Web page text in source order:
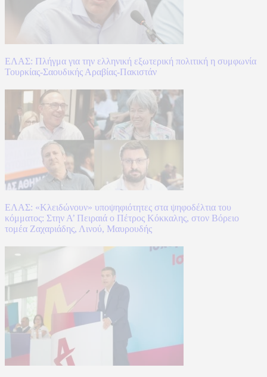
ΕΛΑΣ: Πλήγμα για την ελληνική εξωτερική πολιτική η συμφωνία
Τουρκίας-Σαουδικής Αραβίας-Πακιστάν
ΕΛΑΣ: «Κλειδώνουν» υποψηφιότητες στα ψηφοδέλτια του
κόμματος: Στην Α’ Πειραιά ο Πέτρος Κόκκαλης, στον Βόρειο
τομέα Ζαχαριάδης, Λινού, Μαυρουδής